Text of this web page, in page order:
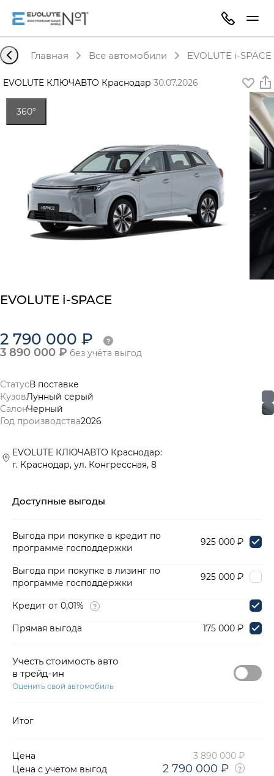
Главная Все автомобили EVOLUTE i-
EVOLUTE КЛЮЧАВТО Краснодар·30.07.2026
360°
EVOLUTE i-SPACE
2 790 000 ₽
3 890 000 ₽ без учёта выгод
СтатусВ поставке
КузовЛунный серый
СалонЧерный
Год производства2026
EVOLUTE КЛЮЧАВТО Краснодар:
г. Краснодар, ул. Конгрессная, 8
Доступные выгоды
Выгода при покупке в кредит по
программе господдержки
925 000 ₽
Выгода при покупке в лизинг по
программе господдержки
925 000 ₽
Кредит от 0,01%
Прямая выгода
175 000 ₽
Учесть стоимость авто
в трейд-ин
Оценить свой автомобиль
Итог
Цена
3 890 000 ₽
Цена с учетом выгод
2 790 000 ₽